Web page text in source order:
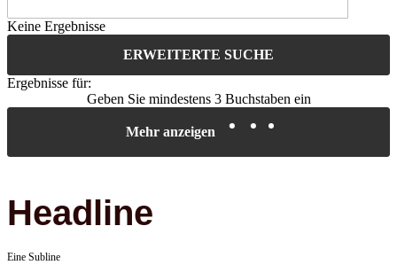
Keine Ergebnisse
ERWEITERTE SUCHE
Ergebnisse für:
Geben Sie mindestens 3 Buchstaben ein
Mehr anzeigen
Headline
Eine Subline